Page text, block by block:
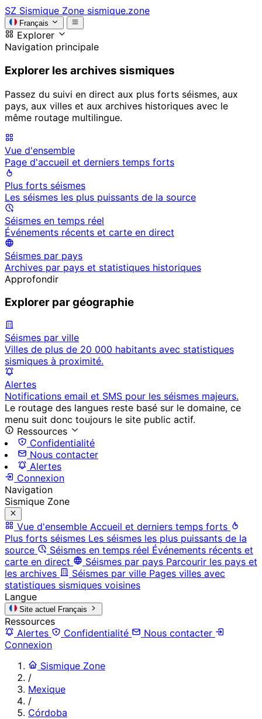
SZ Sismique Zone sismique.zone
Français
Explorer
Navigation principale
Explorer les archives sismiques
Passez du suivi en direct aux plus forts séismes, aux
pays, aux villes et aux archives historiques avec le
même routage multilingue.
Vue d'ensemble
Page d'accueil et derniers temps forts
Plus forts séismes
Les séismes les plus puissants de la source
Séismes en temps réel
Événements récents et carte en direct
Séismes par pays
Archives par pays et statistiques historiques
Approfondir
Explorer par géographie
Séismes par ville
Villes de plus de 20 000 habitants avec statistiques
sismiques à proximité.
Alertes
Notifications email et SMS pour les séismes majeurs.
Le routage des langues reste basé sur le domaine, ce
menu suit donc toujours le site public actif.
Ressources
Confidentialité
Nous contacter
Alertes
Connexion
Navigation
Sismique Zone
Vue d'ensemble Accueil et derniers temps forts
Plus forts séismes Les séismes les plus puissants de la
source
Séismes en temps réel Événements récents et
carte en direct
Séismes par pays Parcourir les pays et
les archives
Séismes par ville Pages villes avec
statistiques sismiques voisines
Langue
Site actuel Français
Ressources
Alertes
Confidentialité
Nous contacter
Connexion
Sismique Zone
/
Mexique
/
Córdoba